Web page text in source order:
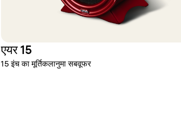
एयर 15
15 इंच का मूर्तिकलानुमा सबवूफर